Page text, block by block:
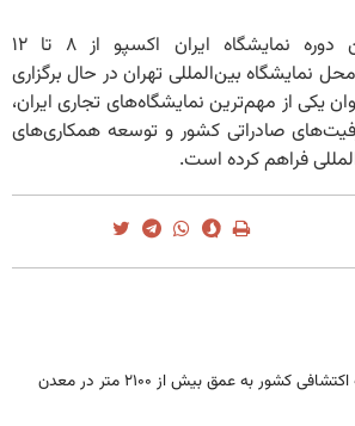
گفتنی است؛ هفتمین دوره نمایشگاه ایران اکسپو از ۸ تا ۱۲
۱۴۰۴ در محل نمایشگاه بین‌المللی تهران در حال برگزاری
یکی از مهم‌ترین نمایشگاه‌های تجاری ایران،
صادراتی کشور و توسعه همکاری‌های
فراهم کرده است.
حفر عمیق‌ترین گمانه اکتشافی کشور به عمق بیش از ۲۱۰۰ متر در معدن